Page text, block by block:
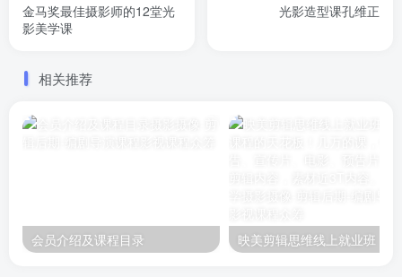
金马奖最佳摄影师的12堂光
影美学课
光影造型课孔维正
相关推荐
会员介绍及课程目录